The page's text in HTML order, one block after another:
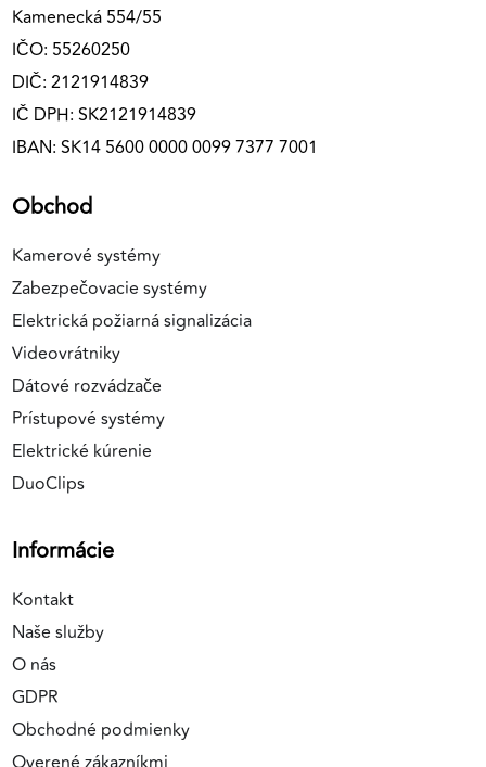
Kamenecká 554/55
IČO: 55260250
DIČ: 2121914839
IČ DPH: SK2121914839
IBAN: SK14 5600 0000 0099 7377 7001
Obchod
Kamerové systémy
Zabezpečovacie systémy
Elektrická požiarná signalizácia
Videovrátniky
Dátové rozvádzače
Prístupové systémy
Elektrické kúrenie
DuoClips
Informácie
Kontakt
Naše služby
O nás
GDPR
Obchodné podmienky